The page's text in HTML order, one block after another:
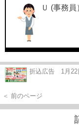
Ｕ (事務員
折込広告 1月22
＜ 前のページ